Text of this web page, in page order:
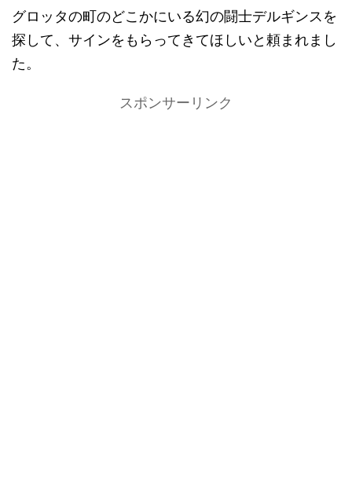
グロッタの町のどこかにいる幻の闘士デルギンスを
探して、サインをもらってきてほしいと頼まれまし
た。
スポンサーリンク